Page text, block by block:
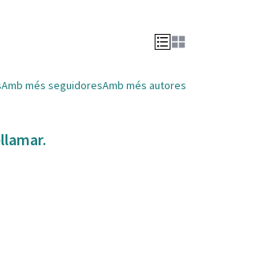
Amb més seguidoresAmb més autores